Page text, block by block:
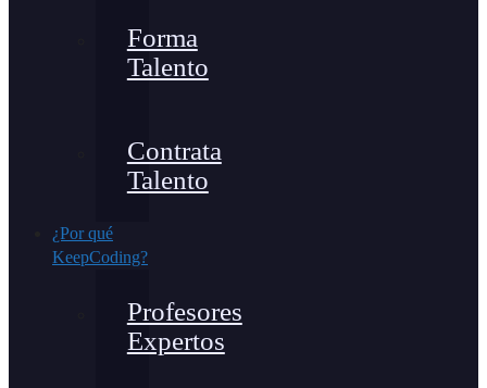
Forma
Talento
Contrata
Talento
¿Por qué
KeepCoding?
Profesores
Expertos